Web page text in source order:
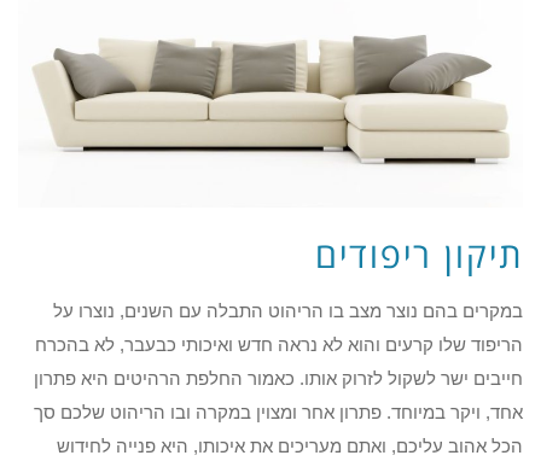
תיקון ריפודים
במקרים בהם נוצר מצב בו הריהוט התבלה עם השנים, נוצרו על
הריפוד שלו קרעים והוא לא נראה חדש ואיכותי כבעבר, לא בהכרח
חייבים ישר לשקול לזרוק אותו. כאמור החלפת הרהיטים היא פתרון
אחד, ויקר במיוחד. פתרון אחר ומצוין במקרה ובו הריהוט שלכם סך
הכל אהוב עליכם, ואתם מעריכים את איכותו, היא פנייה לחידוש